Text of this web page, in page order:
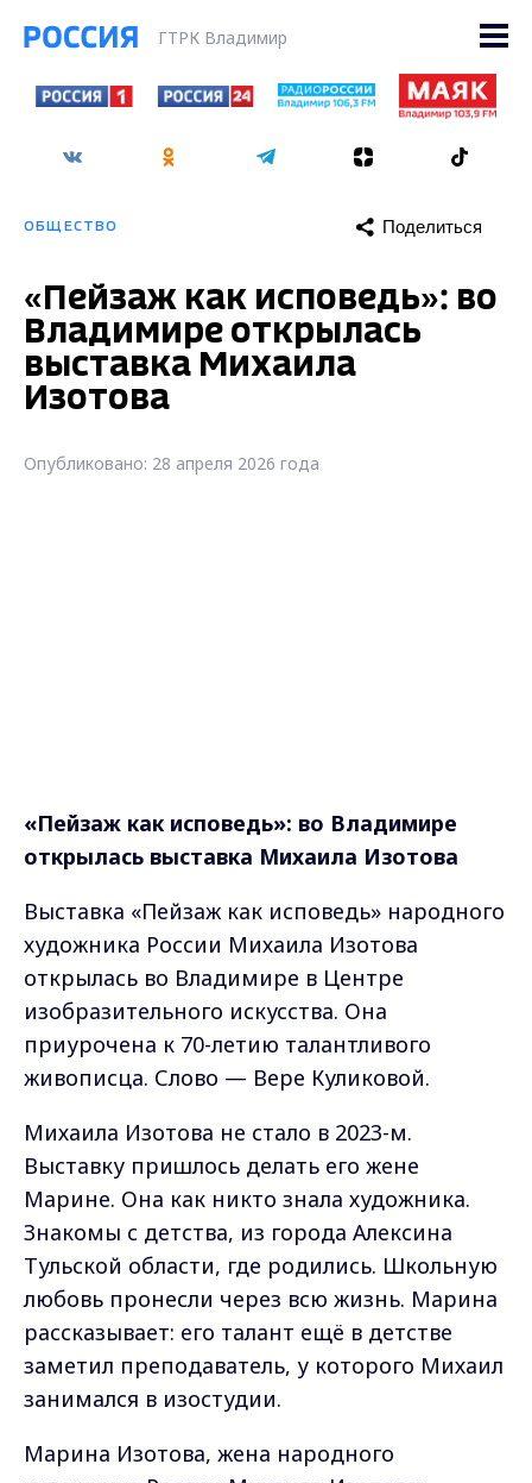
ГТРК Владимир
ОБЩЕСТВО Поделиться
«Пейзаж как исповедь»: во
Владимире открылась
выставка Михаила
Изотова
Опубликовано: 28 апреля 2026 года
«Пейзаж как исповедь»: во Владимире
открылась выставка Михаила Изотова
Выставка «Пейзаж как исповедь» народного
художника России Михаила Изотова
открылась во Владимире в Центре
изобразительного искусства. Она
приурочена к 70-летию талантливого
живописца. Слово — Вере Куликовой.
Михаила Изотова не стало в 2023-м.
Выставку пришлось делать его жене
Марине. Она как никто знала художника.
Знакомы с детства, из города Алексина
Тульской области, где родились. Школьную
любовь пронесли через всю жизнь. Марина
рассказывает: его талант ещё в детстве
заметил преподаватель, у которого Михаил
занимался в изостудии.
Марина Изотова, жена народного